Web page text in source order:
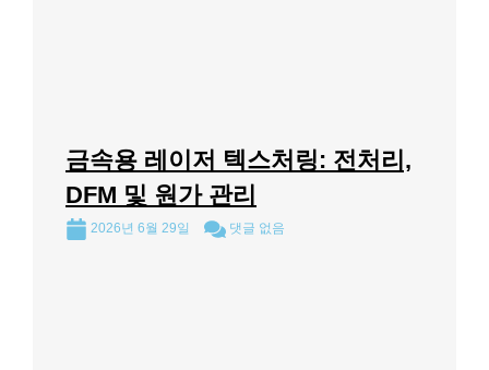
금속용 레이저 텍스처링: 전처리,
DFM 및 원가 관리
2026년 6월 29일 댓글 없음